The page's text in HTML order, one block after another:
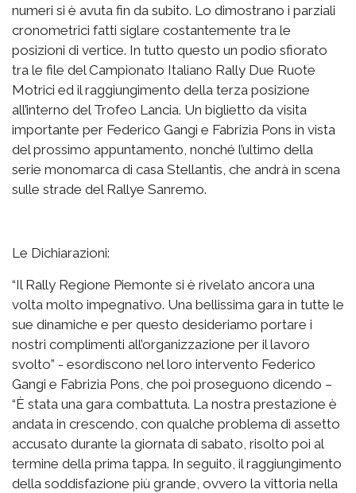
numeri si è avuta fin da subito. Lo dimostrano i parziali
cronometrici fatti siglare costantemente tra le
posizioni di vertice. In tutto questo un podio sfiorato
tra le file del Campionato Italiano Rally Due Ruote
Motrici ed il raggiungimento della terza posizione
all’interno del Trofeo Lancia. Un biglietto da visita
importante per Federico Gangi e Fabrizia Pons in vista
del prossimo appuntamento, nonché l’ultimo della
serie monomarca di casa Stellantis, che andrà in scena
sulle strade del Rallye Sanremo.
Le Dichiarazioni:
“Il Rally Regione Piemonte si è rivelato ancora una
volta molto impegnativo. Una bellissima gara in tutte le
sue dinamiche e per questo desideriamo portare i
nostri complimenti all’organizzazione per il lavoro
svolto” - esordiscono nel loro intervento Federico
Gangi e Fabrizia Pons, che poi proseguono dicendo –
“È stata una gara combattuta. La nostra prestazione è
andata in crescendo, con qualche problema di assetto
accusato durante la giornata di sabato, risolto poi al
termine della prima tappa. In seguito, il raggiungimento
della soddisfazione più grande, ovvero la vittoria nella